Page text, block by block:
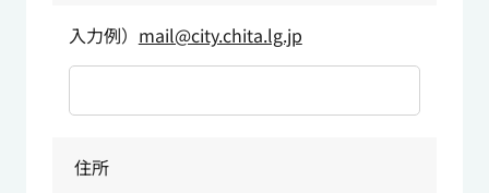
入力例） mail@city.chita.lg.jp
住所